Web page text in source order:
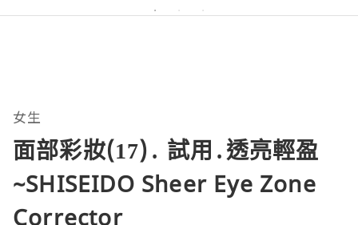
女生
面部彩妝(17)․ 試用․透亮輕盈
~SHISEIDO Sheer Eye Zone
Corrector